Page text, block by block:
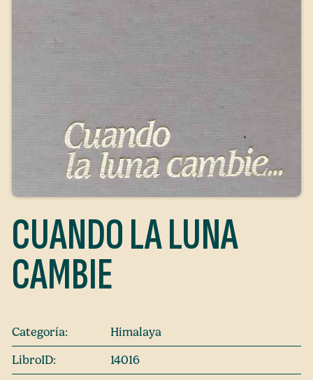
CUANDO LA LUNA
CAMBIE
Categoría:
Himalaya
LibroID:
14016